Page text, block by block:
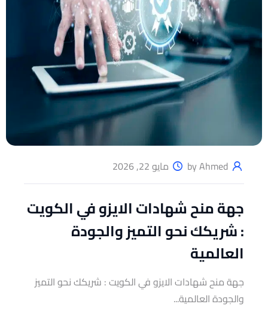
by Ahmed مايو 22, 2026
جهة منح شهادات الايزو في الكويت
: شريكك نحو التميز والجودة
العالمية
جهة منح شهادات الايزو في الكويت : شريكك نحو التميز
والجودة العالمية...